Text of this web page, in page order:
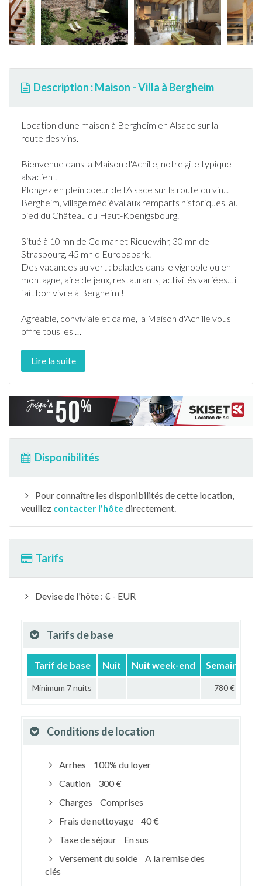
Description : Maison - Villa à Bergheim
Location d'une maison à Bergheim en Alsace sur la
route des vins.
Bienvenue dans la Maison d'Achille, notre gîte typique
alsacien !
Plongez en plein coeur de l'Alsace sur la route du vin...
Bergheim, village médiéval aux remparts historiques, au
pied du Château du Haut-Koenigsbourg.
Situé à 10 mn de Colmar et Riquewihr, 30 mn de
Strasbourg, 45 mn d'Europapark.
Des vacances au vert : balades dans le vignoble ou en
montagne, aire de jeux, restaurants, activités variées... il
fait bon vivre à Bergheim !
Agréable, conviviale et calme, la Maison d'Achille vous
offre tous les …
Lire la suite
Disponibilités
Pour connaître les disponibilités de cette location,
veuillez contacter l'hôtedirectement.
Tarifs
Devise de l'hôte : € - EUR
Tarifs de base
Tarif de base Nuit Nuit week-end Semaine
Minimum 7 nuits 780 €
Conditions de location
Arrhes
100% du loyer
Caution
300 €
Charges
Comprises
Frais de nettoyage
40 €
Taxe de séjour
En sus
Versement du solde
A la remise des
clés